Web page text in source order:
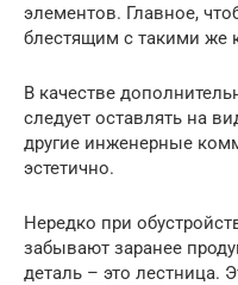
элементов. Главное,
блестящим с такими же
В качестве
следует оставлять на
другие инженерные
эстетично.
Нередко при
забывают заранее
деталь – это лестница.